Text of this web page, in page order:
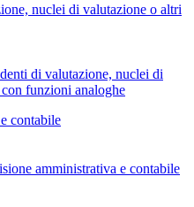
nuclei di valutazione o altri
di valutazione, nuclei di
funzioni analoghe
contabile
amministrativa e contabile